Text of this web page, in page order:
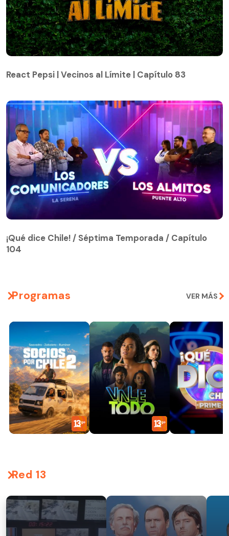
React Pepsi | Vecinos al Límite | Capítulo 83
104
¡Qué dice Chile! / Séptima Temporada / Capítulo
104
Programas VER MÁS
Red 13